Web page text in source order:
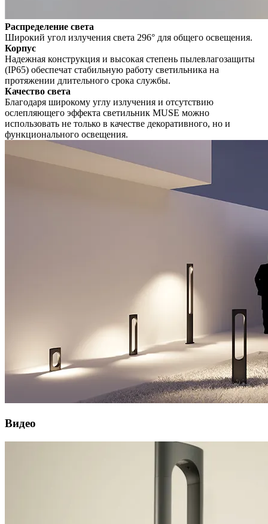
Распределение света
Широкий угол излучения света 296° для общего освещения.
Корпус
Надежная конструкция и высокая степень пылевлагозащиты
(IP65) обеспечат стабильную работу светильника на
протяжении длительного срока службы.
Качество света
Благодаря широкому углу излучения и отсутствию
ослепляющего эффекта светильник MUSE можно
использовать не только в качестве декоративного, но и
функционального освещения.
Видео